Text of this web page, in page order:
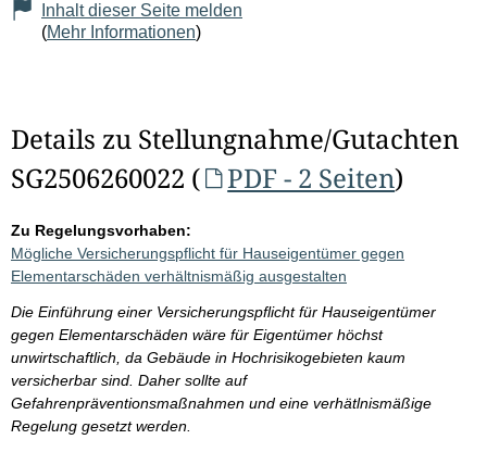
Inhalt dieser Seite melden
(Mehr Informationen)
Details zu Stellungnahme/Gutachten
SG2506260022 (
PDF - 2 Seiten)
Zu Regelungsvorhaben:
Mögliche Versicherungspflicht für Hauseigentümer gegen
Elementarschäden verhältnismäßig ausgestalten
Die Einführung einer Versicherungspflicht für Hauseigentümer
gegen Elementarschäden wäre für Eigentümer höchst
unwirtschaftlich, da Gebäude in Hochrisikogebieten kaum
versicherbar sind. Daher sollte auf
Gefahrenpräventionsmaßnahmen und eine verhätlnismäßige
Regelung gesetzt werden.